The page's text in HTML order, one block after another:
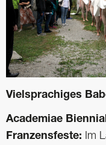
Vielsprachiges
Academiae
Franzensfeste: Im